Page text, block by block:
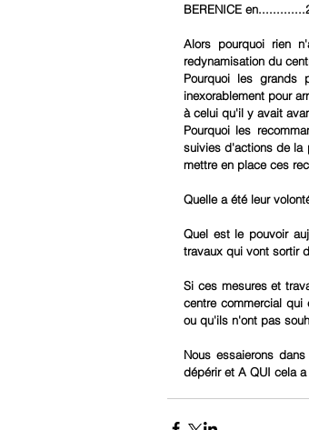
BERENICE
Alors pourquoi rien
redynamisation du
Pourquoi les grands
inexorablement pour
à celui qu'il y avait
Pourquoi les
suivies d'actions de la
mettre en place ces
Quelle a été leur
Quel est le pouvoir
travaux qui vont sortir
Si ces mesures et
centre commercial
ou qu'ils n'ont pas
Nous essaierons
dépérir et A QUI cela